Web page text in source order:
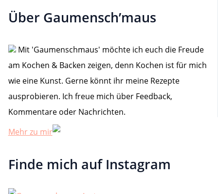
n
h
:
Über Gaumensch’maus
Mit 'Gaumenschmaus' möchte ich euch die Freude
am Kochen & Backen zeigen, denn Kochen ist für mich
wie eine Kunst. Gerne könnt ihr meine Rezepte
ausprobieren. Ich freue mich über Feedback,
Kommentare oder Nachrichten.
Mehr zu mir
Finde mich auf Instagram